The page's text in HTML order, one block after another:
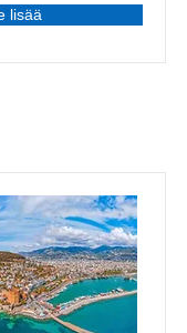
lisää